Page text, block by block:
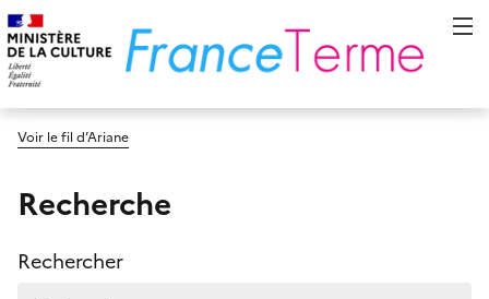
Voir le fil d’Ariane
Recherche
Rechercher